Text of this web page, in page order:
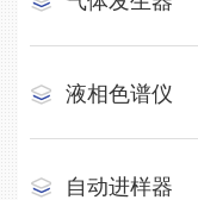
液相色谱仪
自动进样器